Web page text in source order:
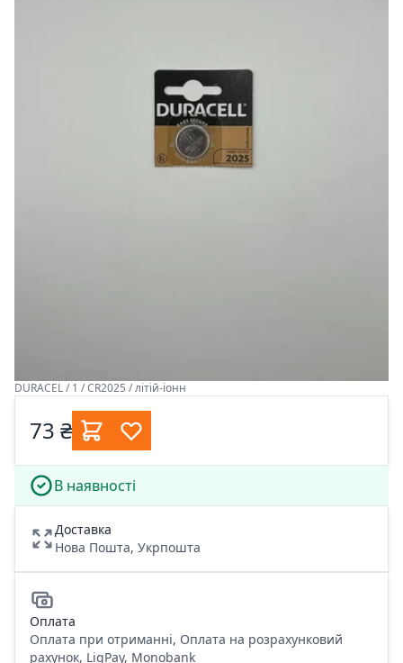
DURACEL / 1 / CR2025 / літій-іонн
73 ₴
В наявності
Доставка
Нова Пошта, Укрпошта
Оплата
Оплата при отриманні, Оплата на розрахунковий
рахунок, LiqPay, Monobank